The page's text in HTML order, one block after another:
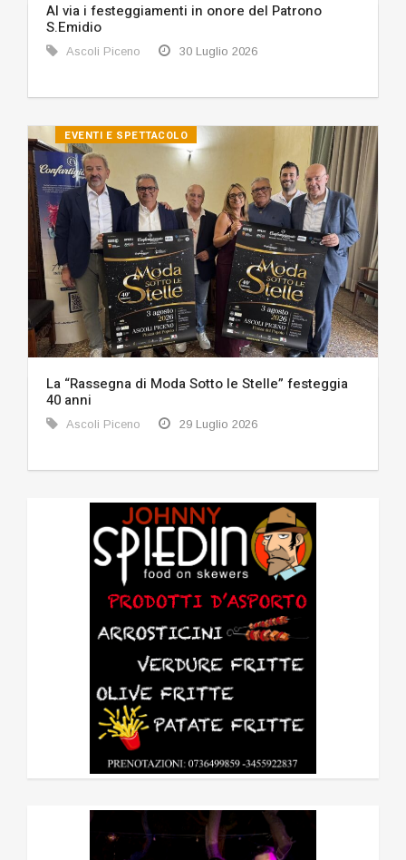
Al via i festeggiamenti in onore del Patrono
S.Emidio
Ascoli Piceno 30 Luglio 2026
EVENTI E SPETTACOLO
La “Rassegna di Moda Sotto le Stelle” festeggia
40 anni
Ascoli Piceno 29 Luglio 2026